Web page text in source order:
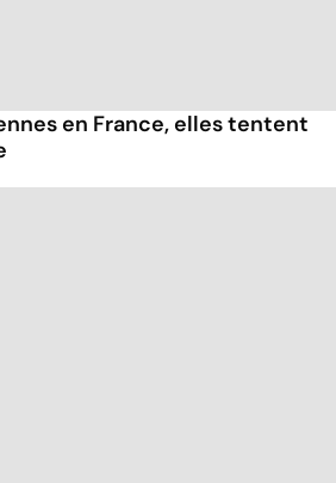
en France, elles tentent